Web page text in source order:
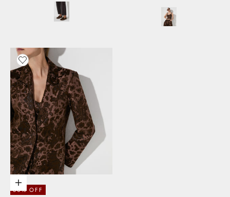
Adicionar aos favoritos
Escolher opções
30% OFF